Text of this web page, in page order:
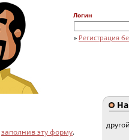
Логин
» Регистрация
заполнив эту форму.